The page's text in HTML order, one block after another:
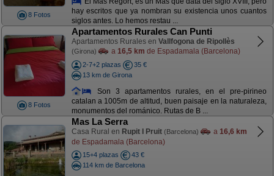
8 Fotos
hay escritos que ya nombran su existencia unos cuantos
siglos antes. Lo hemos restau ...
8 Fotos
Apartamentos Rurales Can Punti
Apartamentos Rurales en Vallfogona de Ripollès
(Girona) a 16,5 km de Espadamala (Barcelona)
2-7+2 plazas
35 €
13 km de Girona
Son 3 apartamentos rurales, en el pre-pirineo
catalan a 1005m de altitud, buen paisaje en la naturaleza,
monumentos del románico. Rutas de B ...
Mas La Serra
Casa Rural en Rupit I Pruit (Barcelona) a 16,6 km
de Espadamala (Barcelona)
15+4 plazas
43 €
114 km de Barcelona